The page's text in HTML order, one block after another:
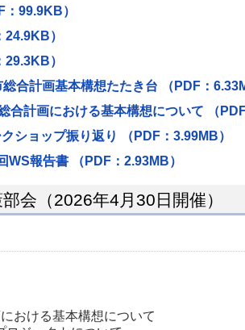
99.9KB）
）
）
総合計画基本構想たたき台 （PDF：
合計画における基本構想について （
クショップ振り返り （PDF：3.99MB）
WS報告書 （PDF：2.93MB）
会（2026年4月30日開催）
おける基本構想について